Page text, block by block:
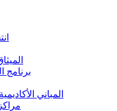
برنامج
المباني